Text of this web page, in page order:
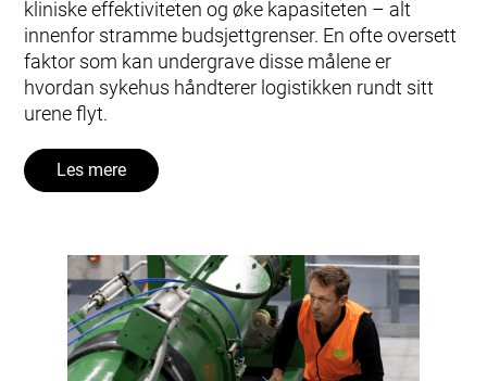
kliniske effektiviteten og øke kapasiteten – alt
innenfor stramme budsjettgrenser. En ofte oversett
faktor som kan undergrave disse målene er
hvordan sykehus håndterer logistikken rundt sitt
urene flyt.
Les mere